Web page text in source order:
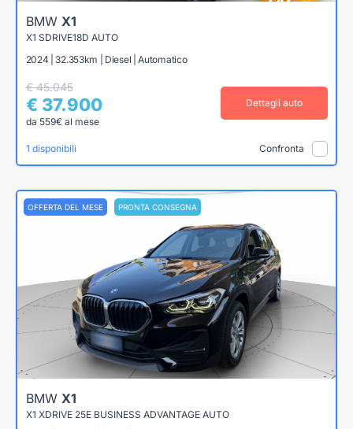
BMW X1
X1 SDRIVE18D AUTO
2024 | 32.353km | Diesel | Automatico
€ 45.045
€ 37.900
da 559€ al mese
Dettagli auto
1 disponibili Confronta
OFFERTA DEL MESE PRONTA CONSEGNA
BMW X1
X1 XDRIVE 25E BUSINESS ADVANTAGE AUTO